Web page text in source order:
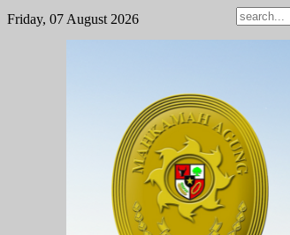
Friday, 07 August 2026